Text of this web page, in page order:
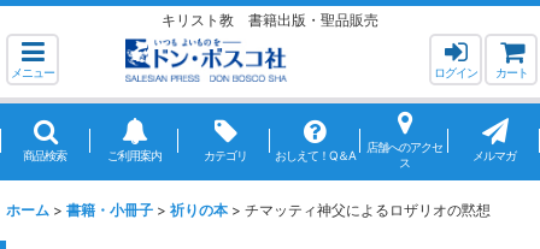
キリスト教 書籍出版・聖品販売
メニュー ログイン カート
商品検索 ご利用案内 カテゴリ おしえて！Q＆A
店舗へのアクセ
ス
メルマガ
ホーム > 書籍・小冊子 > 祈りの本 > チマッティ神父によるロザリオの黙想